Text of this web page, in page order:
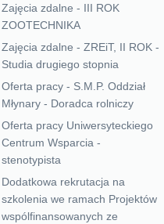
Zajęcia zdalne - III ROK
ZOOTECHNIKA
Zajęcia zdalne - ZREiT, II ROK -
Studia drugiego stopnia
Oferta pracy - S.M.P. Oddział
Młynary - Doradca rolniczy
Oferta pracy Uniwersyteckiego
Centrum Wsparcia -
stenotypista
Dodatkowa rekrutacja na
szkolenia we ramach Projektów
wspólfinansowanych ze